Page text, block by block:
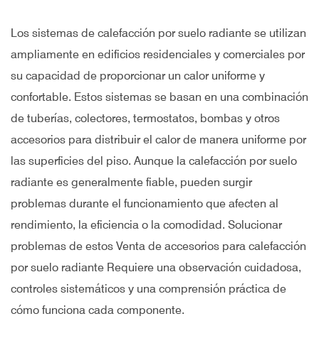
Los sistemas de calefacción por suelo radiante se utilizan
ampliamente en edificios residenciales y comerciales por
su capacidad de proporcionar un calor uniforme y
confortable. Estos sistemas se basan en una combinación
de tuberías, colectores, termostatos, bombas y otros
accesorios para distribuir el calor de manera uniforme por
las superficies del piso. Aunque la calefacción por suelo
radiante es generalmente fiable, pueden surgir
problemas durante el funcionamiento que afecten al
rendimiento, la eficiencia o la comodidad. Solucionar
problemas de estos Venta de accesorios para calefacción
por suelo radiante Requiere una observación cuidadosa,
controles sistemáticos y una comprensión práctica de
cómo funciona cada componente.